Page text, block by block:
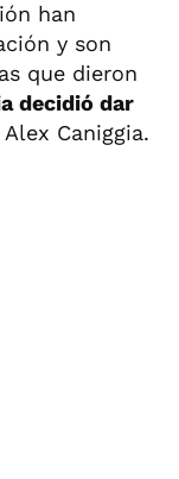
han
y son
que dieron
decidió dar
Caniggia.